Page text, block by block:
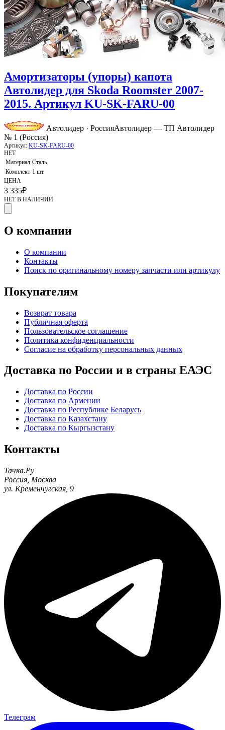
Амортизаторы (упоры) капота
Автолидер для Skoda Roomster 2007-
2015. Артикул KU-SK-FARU-00
Автолидер · РоссияАвтолидер — ТП Автолидер
№ 1 (Россия)
Артикул: KU-SK-FARU-00
НЕТ
Материал Сталь
Комплект 1 шт.
ЦЕНА
3 335₽
НЕТ В НАЛИЧИИ
О компании
О компании
Контакты
Поиск по оригинальному номеру запчасти или артикулу
Покупателям
Возврат товара
Публичная оферта
Пользовательское соглашение
Политика конфиденциальности
Согласие на обработку персональных данных
Доставка по России и в страны ЕАЭС
Доставка по России
Доставка по Армении
Доставка по Республике Беларусь
Доставка по Казахстану
Доставка по Кыргызстану
Контакты
Тачка.Ру
Россия Москва
ул. Кременчугская, 9
Телеграм